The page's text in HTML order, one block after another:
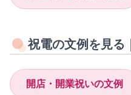
祝電の文例を見る
開店・開業祝いの文例